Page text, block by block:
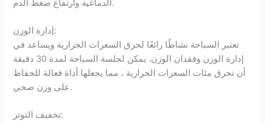
الدماغية وارتفاع ضغط الدم.
إدارة الوزن:
تعتبر السباحة نشاطًا رائعًا لحرق السعرات الحرارية ويساعد في
إدارة الوزن وفقدان الوزن. يمكن لجلسة السباحة لمدة 30 دقيقة
أن تحرق مئات السعرات الحرارية ، مما يجعلها أداة فعالة للحفاظ
على وزن صحي.
تخفيف التوتر: